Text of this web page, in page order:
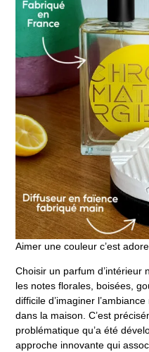
Aimer une couleur c’est
Choisir un parfum d’intérieur
les notes florales, boisées,
difficile d’imaginer
dans la maison. C’est
problématique qu’a été
approche innovante qui